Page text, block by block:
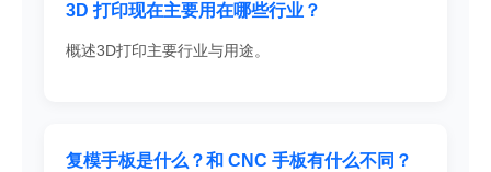
3D 打印现在主要用在哪些行业？
概述3D打印主要行业与用途。
复模手板是什么？和 CNC 手板有什么不同？